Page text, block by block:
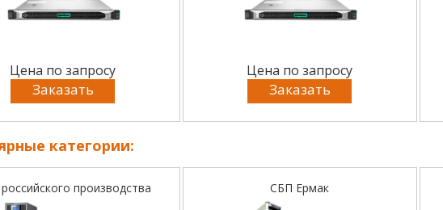
Цена по запросу
Заказать
Цена по запросу
Заказать
категории:
производства СБП Ермак